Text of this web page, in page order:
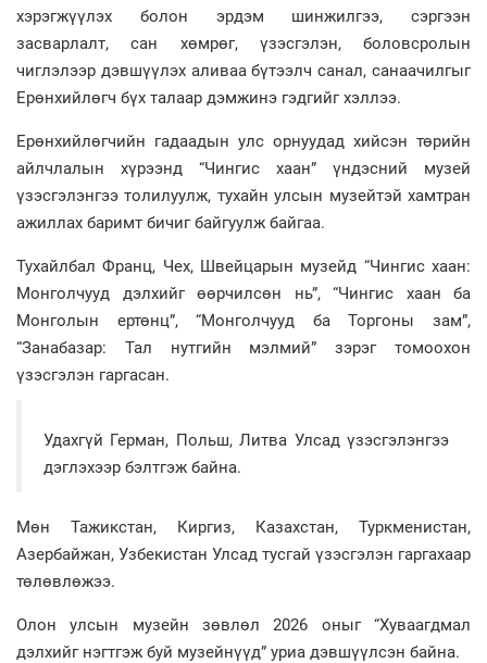
хэрэгжүүлэх болон эрдэм шинжилгээ, сэргээн
засварлалт, сан хөмрөг, үзэсгэлэн, боловсролын
чиглэлээр дэвшүүлэх аливаа бүтээлч санал, санаачилгыг
Ерөнхийлөгч бүх талаар дэмжинэ гэдгийг хэллээ.
Ерөнхийлөгчийн гадаадын улс орнуудад хийсэн төрийн
айлчлалын хүрээнд “Чингис хаан” үндэсний музей
үзэсгэлэнгээ толилуулж, тухайн улсын музейтэй хамтран
ажиллах баримт бичиг байгуулж байгаа.
Тухайлбал Франц, Чех, Швейцарын музейд “Чингис хаан:
Монголчууд дэлхийг өөрчилсөн нь”, “Чингис хаан ба
Монголын ертөнц”, “Монголчууд ба Торгоны зам”,
“Занабазар: Тал нутгийн мэлмий” зэрэг томоохон
үзэсгэлэн гаргасан.
Удахгүй Герман, Польш, Литва Улсад үзэсгэлэнгээ
дэглэхээр бэлтгэж байна.
Мөн Тажикстан, Киргиз, Казахстан, Туркменистан,
Азербайжан, Узбекистан Улсад тусгай үзэсгэлэн гаргахаар
төлөвлөжээ.
Олон улсын музейн зөвлөл 2026 оныг “Хуваагдмал
дэлхийг нэгтгэж буй музейнүүд” уриа дэвшүүлсэн байна.